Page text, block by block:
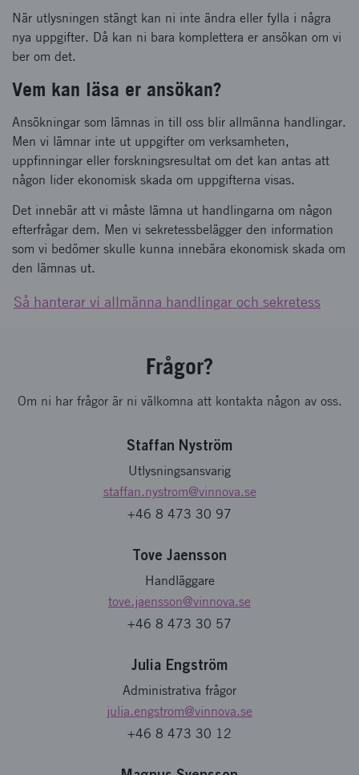
När utlysningen stängt kan ni inte ändra eller fylla i några
nya uppgifter. Då kan ni bara komplettera er ansökan om vi
ber om det.
Vem kan läsa er ansökan?
Ansökningar som lämnas in till oss blir allmänna handlingar.
Men vi lämnar inte ut uppgifter om verksamheten,
uppfinningar eller forskningsresultat om det kan antas att
någon lider ekonomisk skada om uppgifterna visas.
Det innebär att vi måste lämna ut handlingarna om någon
efterfrågar dem. Men vi sekretessbelägger den information
som vi bedömer skulle kunna innebära ekonomisk skada om
den lämnas ut.
Så hanterar vi allmänna handlingar och sekretess
Frågor?
Om ni har frågor är ni välkomna att kontakta någon av oss.
Staffan Nyström
Utlysningsansvarig
staffan.nystrom@vinnova.se
+46 8 473 30 97
Tove Jaensson
Handläggare
tove.jaensson@vinnova.se
+46 8 473 30 57
Julia Engström
Administrativa frågor
julia.engstrom@vinnova.se
+46 8 473 30 12